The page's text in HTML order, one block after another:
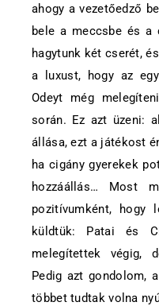
ahogy a vezetőedző
bele a meccsbe és a
hagytunk két cserét,
a luxust, hogy az
Odeyt még
során. Ez azt üzeni:
állása, ezt a játékost
ha cigány gyerekek
hozzáállás… Most
pozitívumként, hogy
küldtük: Patai és
melegítettek végig,
Pedig azt gondolom,
többet tudtak volna